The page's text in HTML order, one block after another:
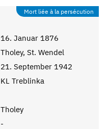
Mort liée à la persécution
16. Januar 1876
Tholey, St. Wendel
21. September 1942
KL Treblinka
Tholey
-